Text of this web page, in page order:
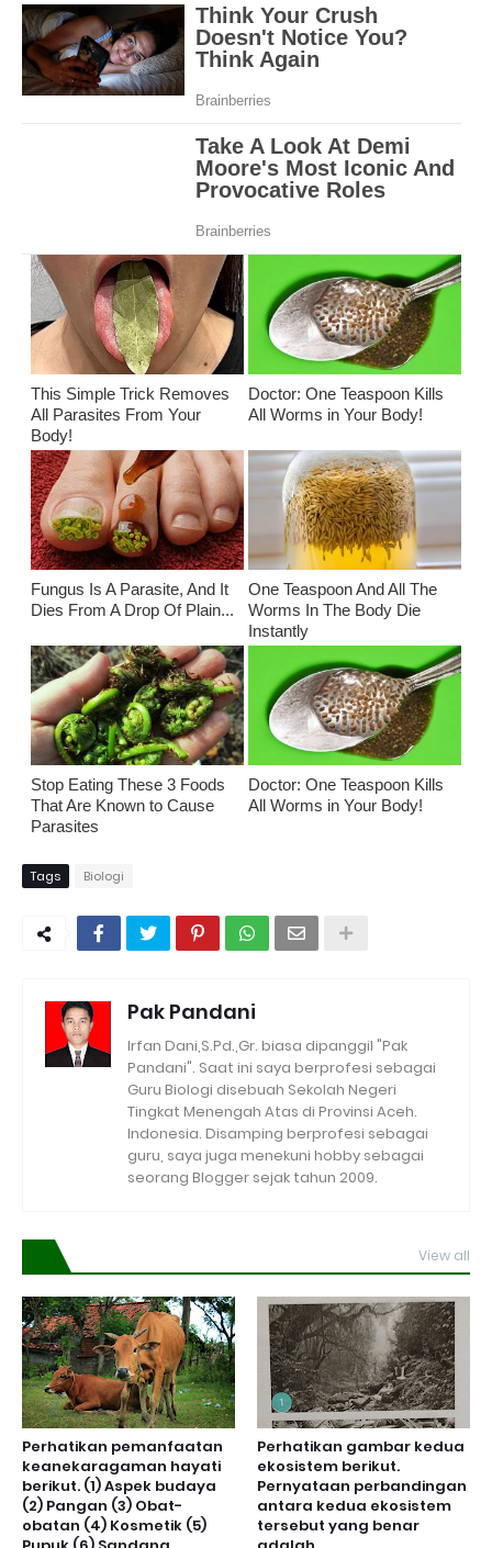
This Simple Trick Removes
All Parasites From Your
Body!
Doctor: One Teaspoon Kills
All Worms in Your Body!
Fungus Is A Parasite, And It
Dies From A Drop Of Plain...
One Teaspoon And All The
Worms In The Body Die
Instantly
Stop Eating These 3 Foods
That Are Known to Cause
Parasites
Doctor: One Teaspoon Kills
All Worms in Your Body!
Tags Biologi
Pak Pandani
Irfan Dani,S.Pd.,Gr. biasa dipanggil "Pak
Pandani". Saat ini saya berprofesi sebagai
Guru Biologi disebuah Sekolah Negeri
Tingkat Menengah Atas di Provinsi Aceh.
Indonesia. Disamping berprofesi sebagai
guru, saya juga menekuni hobby sebagai
seorang Blogger sejak tahun 2009.
View all
Perhatikan pemanfaatan
keanekaragaman hayati
berikut. (1) Aspek budaya
(2) Pangan (3) Obat-
obatan (4) Kosmetik (5)
Perhatikan gambar kedua
ekosistem berikut.
Pernyataan perbandingan
antara kedua ekosistem
tersebut yang benar